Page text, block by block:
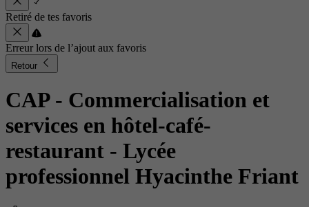
Retiré de tes favoris
Erreur lors de l’ajout aux favoris
Retour
CAP - Commercialisation et
services en hôtel-café-
restaurant - Lycée
professionnel Hyacinthe Friant